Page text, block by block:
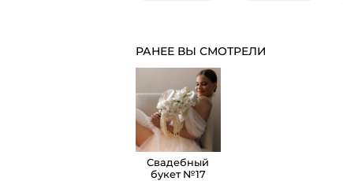
РАНЕЕ ВЫ СМОТРЕЛИ
Свадебный
букет №17